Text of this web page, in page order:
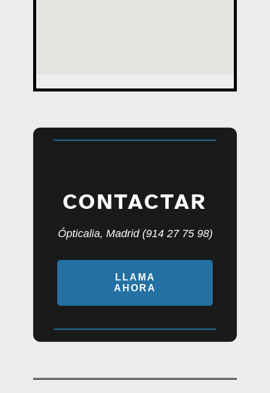
CONTACTAR
Ópticalia, Madrid (914 27 75 98)
LLAMA
AHORA